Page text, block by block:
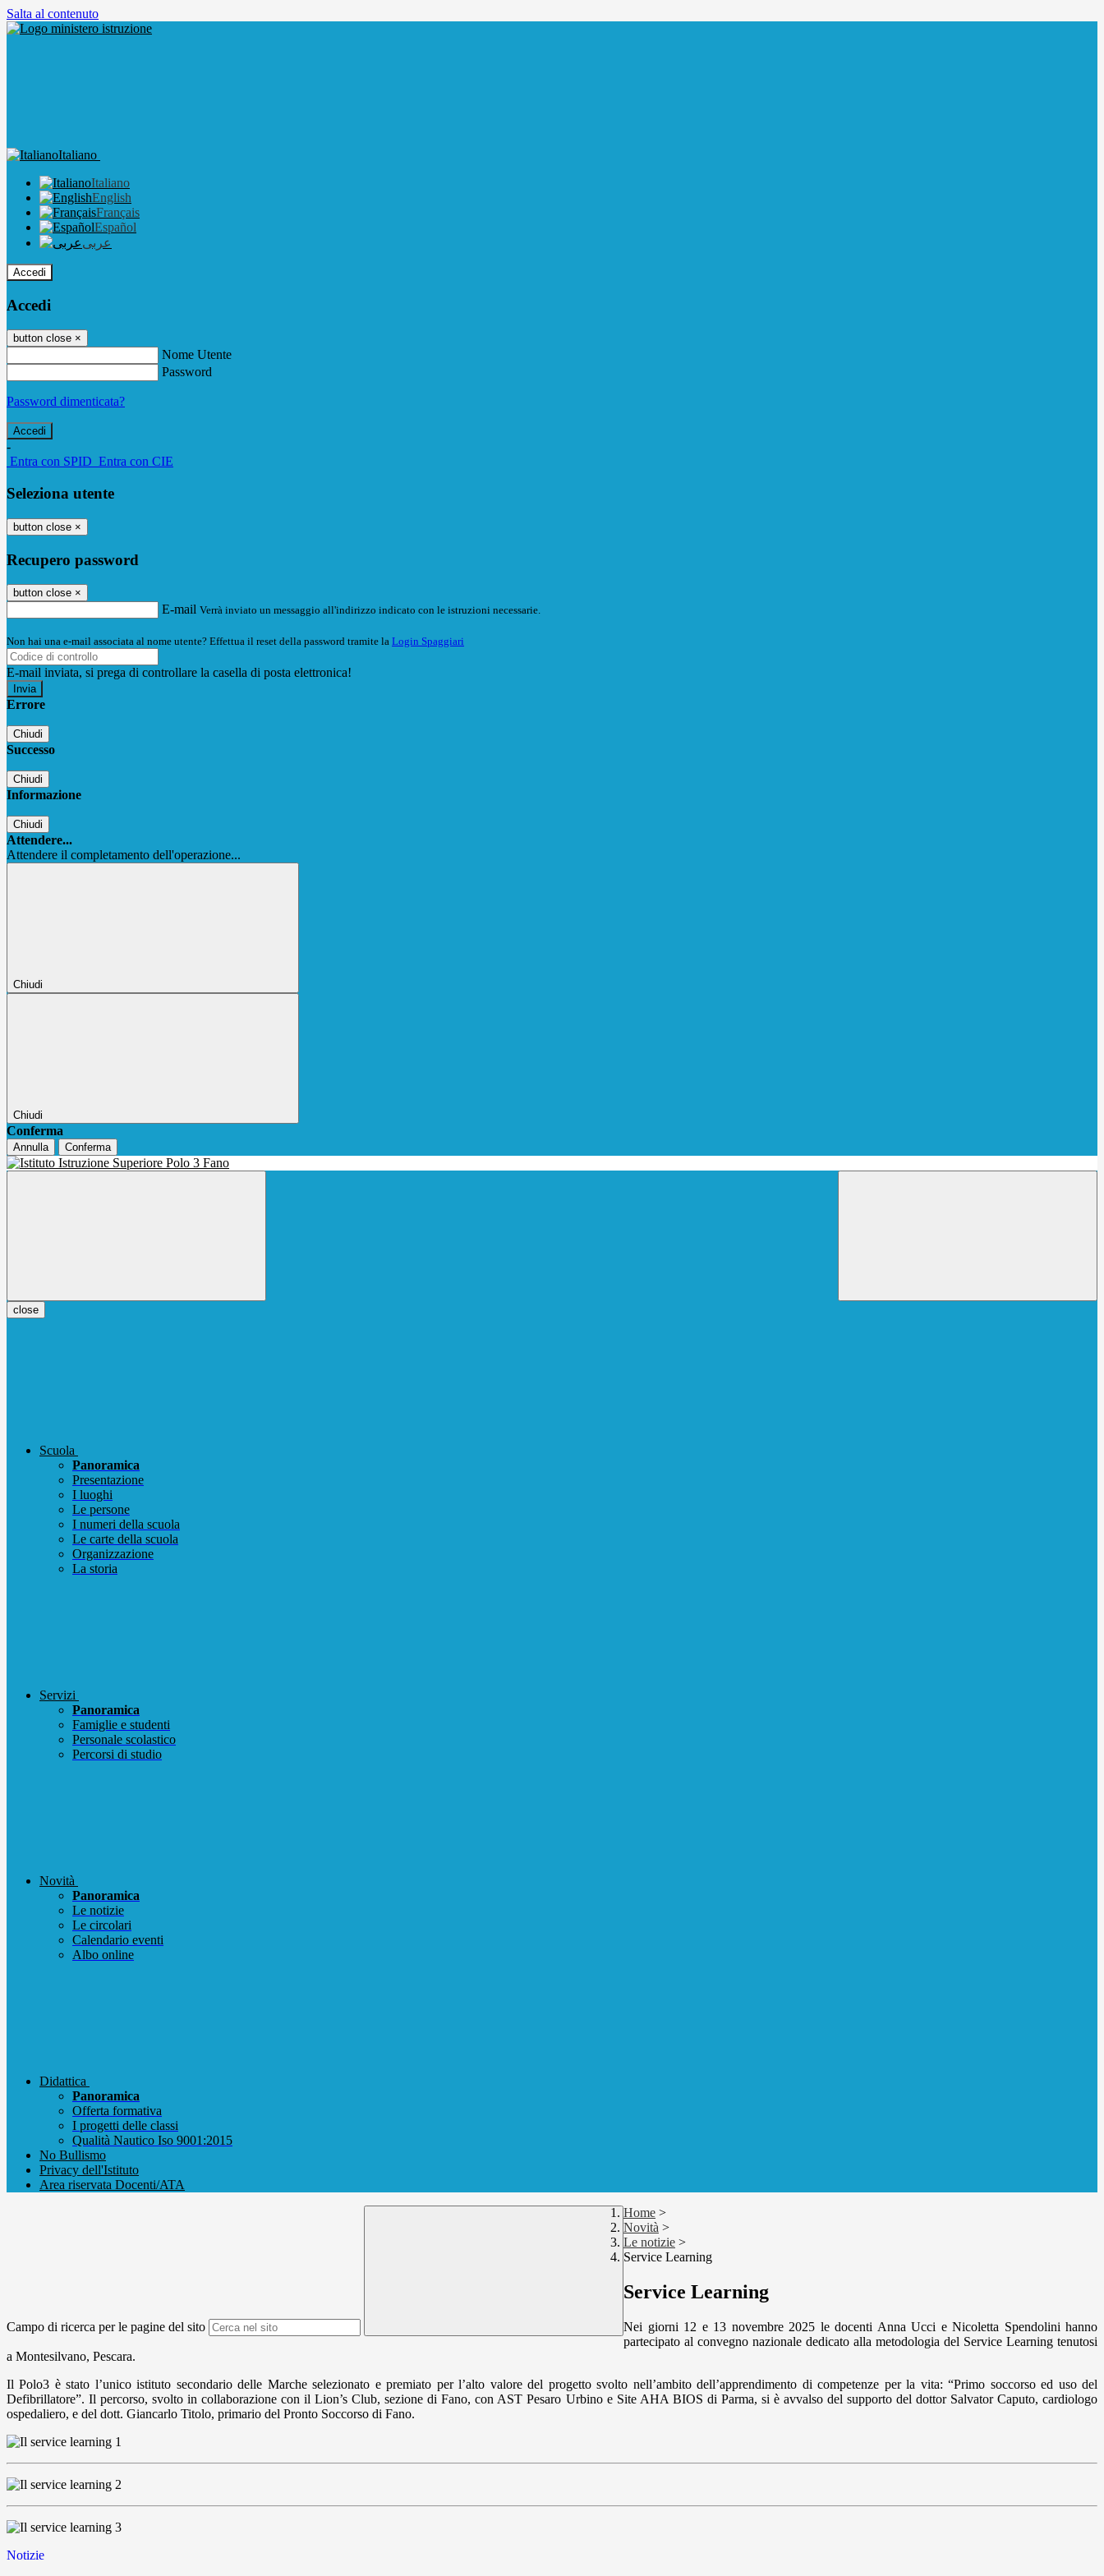
Salta al contenuto
Italiano
Italiano
English
Français
Español
عربى
Accedi
Accedi
button close ×
Nome Utente
Password
Password dimenticata?
-
Entra con SPID Entra con CIE
Seleziona utente
button close ×
Recupero password
button close ×
E-mail Verrà inviato un messaggio all'indirizzo indicato con le istruzioni necessarie.
Non hai una e-mail associata al nome utente? Effettua il reset della password tramite la Login Spaggiari
E-mail inviata, si prega di controllare la casella di posta elettronica!
Errore
Chiudi
Successo
Chiudi
Informazione
Chiudi
Attendere...
Attendere il completamento dell'operazione...
Chiudi
Chiudi
Conferma
Annulla Conferma
close
Scuola
Panoramica
Presentazione
I luoghi
Le persone
I numeri della scuola
Le carte della scuola
Organizzazione
La storia
Servizi
Panoramica
Famiglie e studenti
Personale scolastico
Percorsi di studio
Novità
Panoramica
Le notizie
Le circolari
Calendario eventi
Albo online
Didattica
Panoramica
Offerta formativa
I progetti delle classi
Qualità Nautico Iso 9001:2015
No Bullismo
Privacy dell'Istituto
Area riservata Docenti/ATA
Campo di ricerca per le pagine del sito
Home >
Novità >
Le notizie >
Service Learning
Service Learning
Nei giorni 12 e 13 novembre 2025 le docenti Anna Ucci e Nicoletta Spendolini hanno
partecipato al convegno nazionale dedicato alla metodologia del Service Learning tenutosi
a Montesilvano, Pescara.
Il Polo3 è stato l’unico istituto secondario delle Marche selezionato e premiato per l’alto valore del progetto svolto nell’ambito dell’apprendimento di competenze per la vita: “Primo soccorso ed uso del
Defibrillatore”. Il percorso, svolto in collaborazione con il Lion’s Club, sezione di Fano, con AST Pesaro Urbino e Site AHA BIOS di Parma, si è avvalso del supporto del dottor Salvator Caputo, cardiologo
ospedaliero, e del dott. Giancarlo Titolo, primario del Pronto Soccorso di Fano.
Notizie